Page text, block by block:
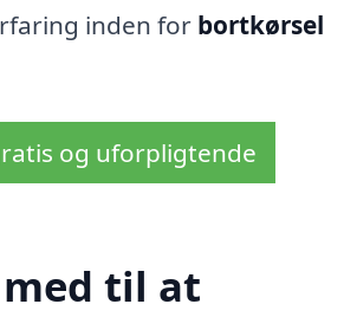
inden for bortkørsel
og uforpligtende
til at